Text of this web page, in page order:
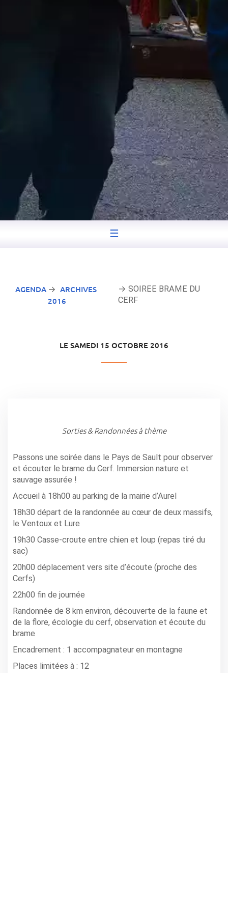
☰
AGENDA →ARCHIVES
2016
→ SOIREE BRAME DU
CERF
LE SAMEDI 15 OCTOBRE 2016
Sorties & Randonnées à thème
Passons une soirée dans le Pays de Sault pour observer
et écouter le brame du Cerf. Immersion nature et
sauvage assurée !
Accueil à 18h00 au parking de la mairie d’Aurel
18h30 départ de la randonnée au cœur de deux massifs,
le Ventoux et Lure
19h30 Casse-croute entre chien et loup (repas tiré du
sac)
20h00 déplacement vers site d’écoute (proche des
Cerfs)
22h00 fin de journée
Randonnée de 8 km environ, découverte de la faune et
de la flore, écologie du cerf, observation et écoute du
brame
Encadrement : 1 accompagnateur en montagne
Places limitées à : 12